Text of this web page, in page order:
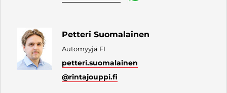
Petteri Suomalainen
Automyyjä FI
petteri.suomalainen
@rintajouppi.fi